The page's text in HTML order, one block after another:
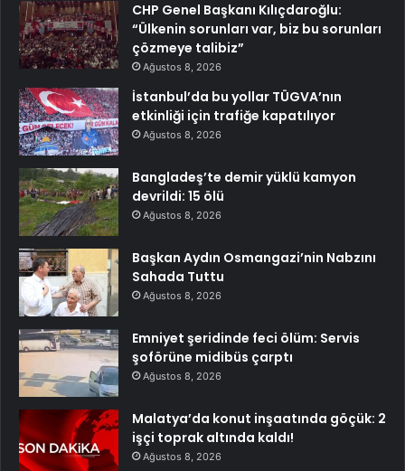
CHP Genel Başkanı Kılıçdaroğlu:
“Ülkenin sorunları var, biz bu sorunları
çözmeye talibiz”
Ağustos 8, 2026
İstanbul’da bu yollar TÜGVA’nın
etkinliği için trafiğe kapatılıyor
Ağustos 8, 2026
Bangladeş’te demir yüklü kamyon
devrildi: 15 ölü
Ağustos 8, 2026
Başkan Aydın Osmangazi’nin Nabzını
Sahada Tuttu
Ağustos 8, 2026
Emniyet şeridinde feci ölüm: Servis
şoförüne midibüs çarptı
Ağustos 8, 2026
Malatya’da konut inşaatında göçük: 2
işçi toprak altında kaldı!
Ağustos 8, 2026